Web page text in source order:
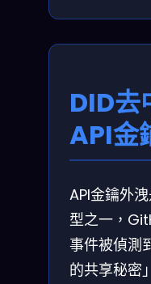
DID去
API金
API金鑰外
型之一，
事件被偵測
的共享秘密